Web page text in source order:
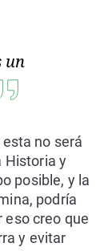
un
no será
Historia y
posible, y la
podría
eso creo que
y evitar